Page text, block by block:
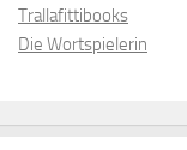
Trallafittibooks
Die Wortspielerin